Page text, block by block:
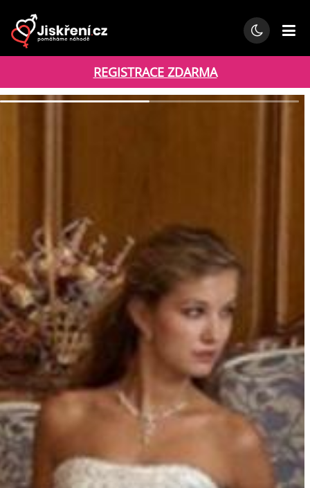
REGISTRACE ZDARMA